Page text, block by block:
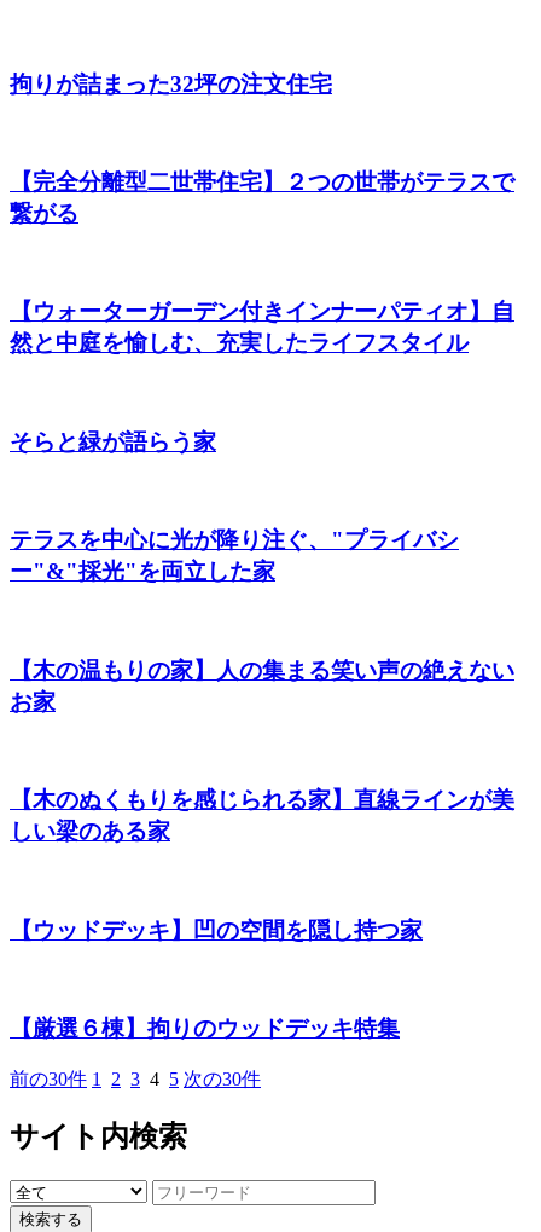
拘りが詰まった32坪の注文住宅
【完全分離型二世帯住宅】２つの世帯がテラスで
繋がる
【ウォーターガーデン付きインナーパティオ】自
然と中庭を愉しむ、充実したライフスタイル
そらと緑が語らう家
テラスを中心に光が降り注ぐ、"プライバシ
ー"&"採光"を両立した家
【木の温もりの家】人の集まる笑い声の絶えない
お家
【木のぬくもりを感じられる家】直線ラインが美
しい梁のある家
【ウッドデッキ】凹の空間を隠し持つ家
【厳選６棟】拘りのウッドデッキ特集
前の30件 1 2 3 4 5 次の30件
サイト内検索